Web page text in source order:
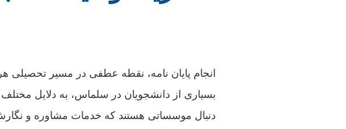
انجام پایان نامه، نقطه عطفی در مسیر
بسیاری از دانشجویان در سلماس، به دلایل
دنبال موسساتی هستند که خدمات مشاوره و نگارش